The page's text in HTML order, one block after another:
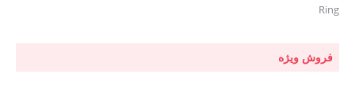
Ring
فروش ویژه